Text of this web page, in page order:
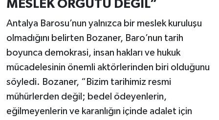
MESLEK ÖRGÜTÜ DEĞİL”
Antalya Barosu’nun yalnızca bir meslek kuruluşu
olmadığını belirten Bozaner, Baro’nun tarih
boyunca demokrasi, insan hakları ve hukuk
mücadelesinin önemli aktörlerinden biri olduğunu
söyledi. Bozaner, “Bizim tarihimiz resmi
mühürlerden değil; bedel ödeyenlerin,
eğilmeyenlerin ve karanlığın içinde adalet için